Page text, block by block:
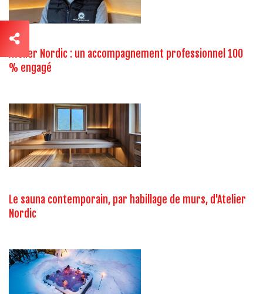
Atelier Nordic : un accompagnement professionnel 100
% engagé
Le sauna contemporain, par habillage de murs, d'Atelier
Nordic